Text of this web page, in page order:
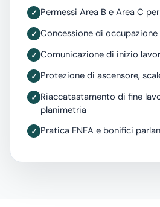
Permessi Area B e Area C
Concessione di
Comunicazione di inizio
Protezione di ascensore,
Riaccatastamento di fine
planimetria
Pratica ENEA e bonifici